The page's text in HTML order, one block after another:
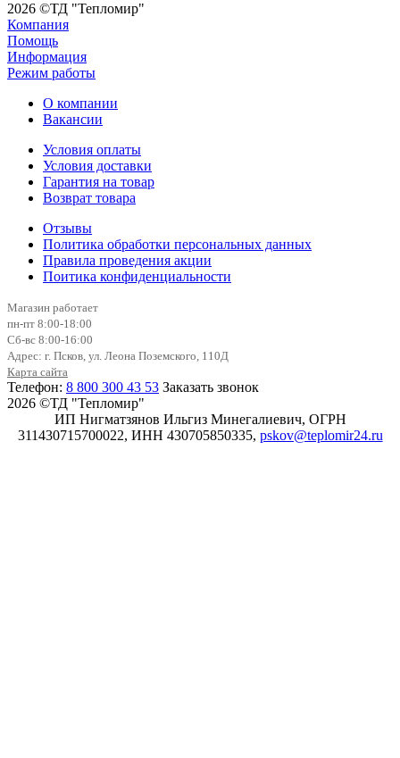
2026 ©ТД "Тепломир"
Компания
Помощь
Информация
Режим работы
О компании
Вакансии
Условия оплаты
Условия доставки
Гарантия на товар
Возврат товара
Отзывы
Политика обработки персональных данных
Правила проведения акции
Поитика конфиденциальности
Магазин работает
пн-пт 8:00-18:00
Сб-вс 8:00-16:00
Адрес: г. Псков, ул. Леона Поземского, 110Д
Карта сайта
Телефон: 8 800 300 43 53 Заказать звонок
2026 ©ТД "Тепломир"
ИП Нигматзянов Ильгиз Минегалиевич, ОГРН
311430715700022, ИНН 430705850335, pskov@teplomir24.ru